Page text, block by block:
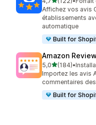
122 avis au total
Affichez vos avis
établissements
automatique
Built for
Amazon
5,0étoile(s) sur 5
(184)
184 avis au total
•
Importez les avis
commentaires
Built for